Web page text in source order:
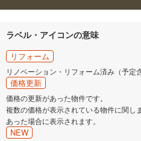
ラベル・アイコンの意味
リフォーム
リノベーション・リフォーム済み（予定
価格更新
価格の更新があった物件です。
複数の価格が表示されている物件に関し
あった場合に表示されます。
NEW